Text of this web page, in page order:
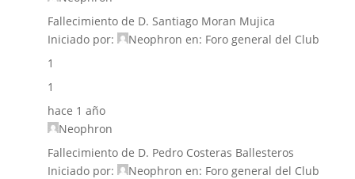
Fallecimiento de D. Santiago Moran Mujica
Iniciado por:
Neophron en: Foro general del Club
1
1
hace 1 año
Neophron
Fallecimiento de D. Pedro Costeras Ballesteros
Iniciado por:
Neophron en: Foro general del Club